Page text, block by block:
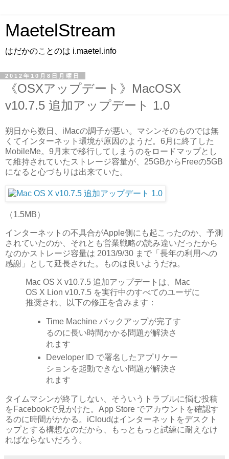
MaetelStream
はだかのことのは i.maetel.info
2012年10月8日月曜日
《OSXアップデート》MacOSX
v10.7.5 追加アップデート 1.0
朔日から数日、iMacの調子が悪い。マシンそのものでは無
くてインターネット環境が原因のようだ。6月に終了した
MobileMe。9月末で移行してしまうのをロードマップとし
て維持されていたストレージ容量が、25GBからFreeの5GB
になると心づもりは出来ていた。
（1.5MB）
インターネットの不具合がApple側にも起こったのか、予測
されていたのか、それとも営業戦略の読み違いだったから
なのかストレージ容量は 2013/9/30 まで「長年の利用への
感謝」として延長された。ものは良いようだね。
Mac OS X v10.7.5 追加アップデートは、Mac
OS X Lion v10.7.5 を実行中のすべてのユーザに
推奨され、以下の修正を含みます：
Time Machine バックアップが完了す
るのに長い時間かかる問題が解決さ
れます
Developer ID で署名したアプリケー
ションを起動できない問題が解決さ
れます
タイムマシンが終了しない、そういうトラブルに悩む投稿
をFacebookで見かけた。App Store でアカウントを確認す
るのに時間がかかる。iCloudはインターネットをデスクト
ップとする構想なのだから、もっともっと試練に耐えなけ
ればならないだろう。